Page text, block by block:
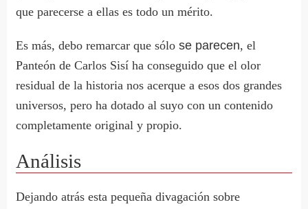
que parecerse a ellas es todo un mérito.
Es más, debo remarcar que sólose parecen, el
Panteón de Carlos Sisí ha conseguido que el olor
residual de la historia nos acerque a esos dos grandes
universos, pero ha dotado al suyo con un contenido
completamente original y propio.
Análisis
Dejando atrás esta pequeña divagación sobre